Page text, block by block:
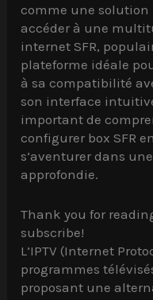
comme une solution
accéder à une
internet SFR,
plateforme idéale
à sa compatibilité
son interface
important de
configurer box SFR
s’aventurer dans
approfondie.
Thank you for
subscribe!
L’IPTV (Internet
programmes
proposant une